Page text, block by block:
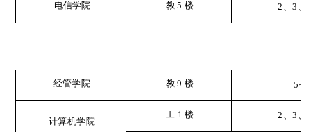
电信学院 教 5 楼 2 、 3 、
经管学院 教 9 楼 5~6
计算机学院
工 1 楼 2 、 3 、